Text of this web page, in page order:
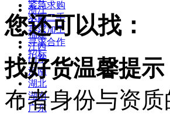
浙江
安徽
福建
江西
山东
河南
湖北
湖南
广东
紧急求购
求购二手
寻求加工
寻求合作
招标
您还可以找：
找好货温馨提示
布者身份与资